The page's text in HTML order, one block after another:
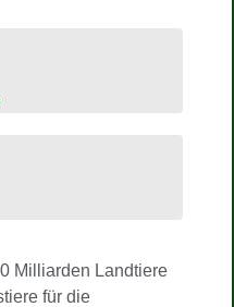
Milliarden Landtiere
für die